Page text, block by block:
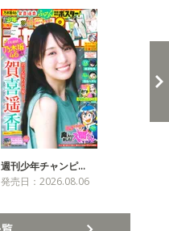
週刊少年チャンピ…
発売日：2026.08.06